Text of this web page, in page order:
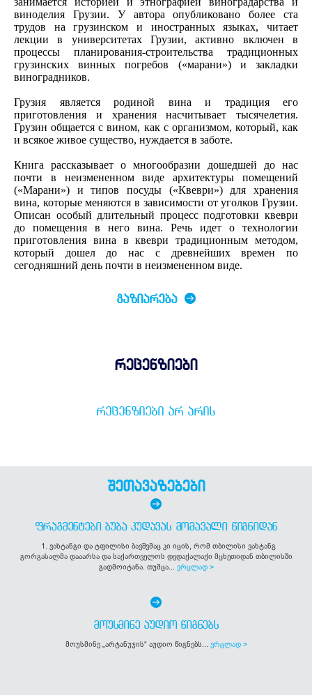
виноделия Грузии. У автора опубликовано более ста
трудов на грузинском и иностранных языках, читает
лекции в университетах Грузии, активно включен в
процессы планирования-строительства традиционных
грузинских винных погребов («марани») и закладки
виноградников.
Грузия является родиной вина и традиция его
приготовления и хранения насчитывает тысячелетия.
Грузин общается с вином, как с организмом, который, как
и всякое живое существо, нуждается в заботе.
Книга рассказывает о многообразии дошедшей до нас
почти в неизмененном виде архитектуры помещений
(«Марани») и типов посуды («Квеври») для хранения
вина, которые меняются в зависимости от уголков Грузии.
Описан особый длительный процесс подготовки квеври
до помещения в него вина. Речь идет о технологии
приготовления вина в квеври традиционным методом,
который дошел до нас с древнейших времен по
сегодняшний день почти в неизмененном виде.
ᲒᲐᲖᲘᲐᲠᲔᲑᲐ
რეცენზიები
ᲠᲔᲪᲔᲜᲖᲘᲔᲑᲘ ᲐᲠ ᲐᲠᲘᲡ
შეთავაზებები
ᲤᲠᲐᲒᲛᲔᲜᲢᲔᲑᲘ ᲑᲣᲑᲐ ᲙᲣᲓᲐᲕᲐᲡ ᲛᲝᲛᲐᲕᲐᲚᲘ ᲬᲘᲒᲜᲘᲓᲐᲜ
1. ვახტანგი და ტფილისი ბავშვმაც კი იცის, რომ თბილისი ვახტანგ
გორგასალმა დააარსა და საქართველოს დედაქალაქი მცხეთიდან თბილისში
გადმოიტანა. თუმცა... ვრცლად >
ᲛᲝᲣᲡᲛᲘᲜᲔ ᲐᲣᲓᲘᲝ ᲬᲘᲒᲜᲔᲑᲡ
მოუსმინე „არტანუჯის“ აუდიო წიგნებს... ვრცლად >